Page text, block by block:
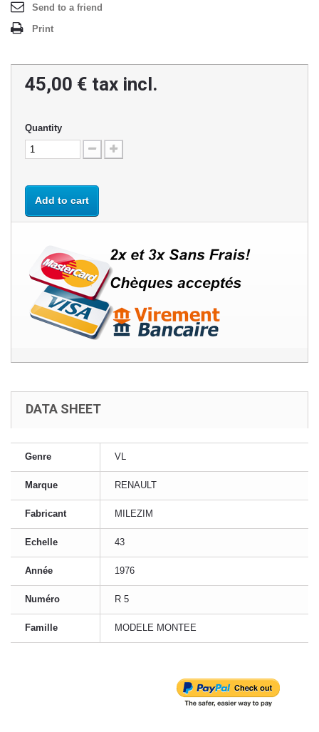
Send to a friend
Print
45,00 € tax incl.
Quantity
Add to cart
DATA SHEET
Genre VL
Marque RENAULT
Fabricant MILEZIM
Echelle 43
Année 1976
Numéro R 5
Famille MODELE MONTEE